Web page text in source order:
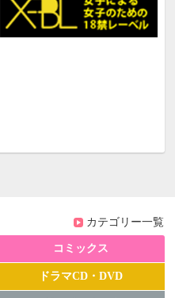
カテゴリー一覧
コミックス
ドラマCD・DVD